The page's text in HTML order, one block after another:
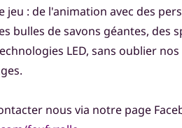
jeu : de l'animation avec des
bulles de savons géantes, des
LED, sans oublier
nous via notre page